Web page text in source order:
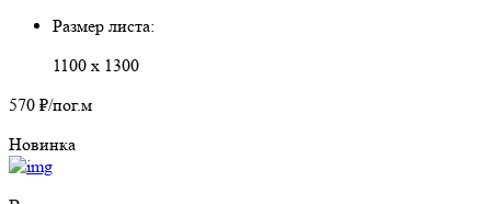
Размер листа:
1100 х 1300
570 ₽/пог.м
Новинка